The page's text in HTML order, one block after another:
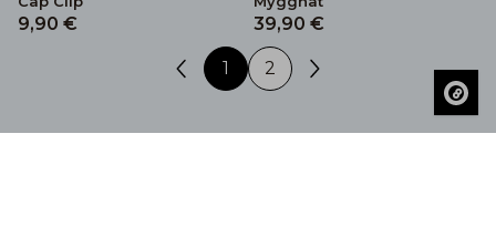
9,90 € 39,90 €
1 2